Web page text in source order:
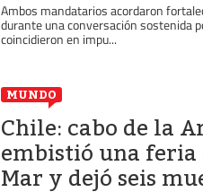
Ambos mandatarios acordaron
durante una conversación sostenida
coincidieron en impu...
MUNDO
Chile: cabo de la
embistió una feria
Mar y dejó seis